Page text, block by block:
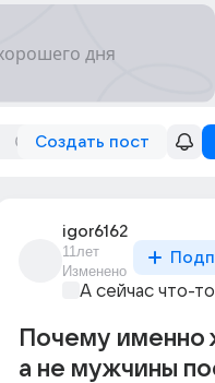
Создать пост
igor6162
11лет
Изменено
А сейчас что-
Почему
а не мужчины